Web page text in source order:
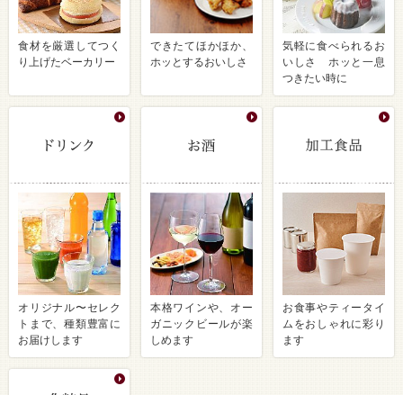
食材を厳選してつく
り上げたベーカリー
できたてほかほか、
ホッとするおいしさ
気軽に食べられるお
いしさ ホッと一息
つきたい時に
オリジナル〜セレク
トまで、種類豊富に
お届けします
本格ワインや、オー
ガニックビールが楽
しめます
お食事やティータイ
ムをおしゃれに彩り
ます